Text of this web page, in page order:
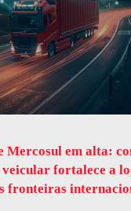
Mercosul em alta:
fortalece a
fronteiras